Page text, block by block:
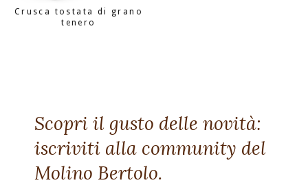
Crusca tostata di grano
tenero
Scopri il gusto delle novità:
iscriviti alla community del
Molino Bertolo.